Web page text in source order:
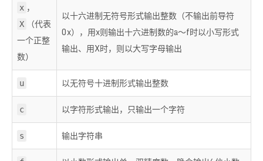
x ，
X
（代表
一个正整
数）
以十六进制无符号形式输出整数（不输出前导符
0x），用x则输出十六进制数的a～f时以小写形式
输出、用X时，则以大写字母输出
u 以无符号十进制形式输出整数
c 以字符形式输出，只输出一个字符
s 输出字符串